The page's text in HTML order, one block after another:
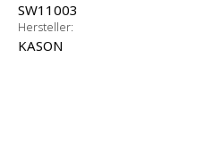
SW11003
Hersteller:
KASON